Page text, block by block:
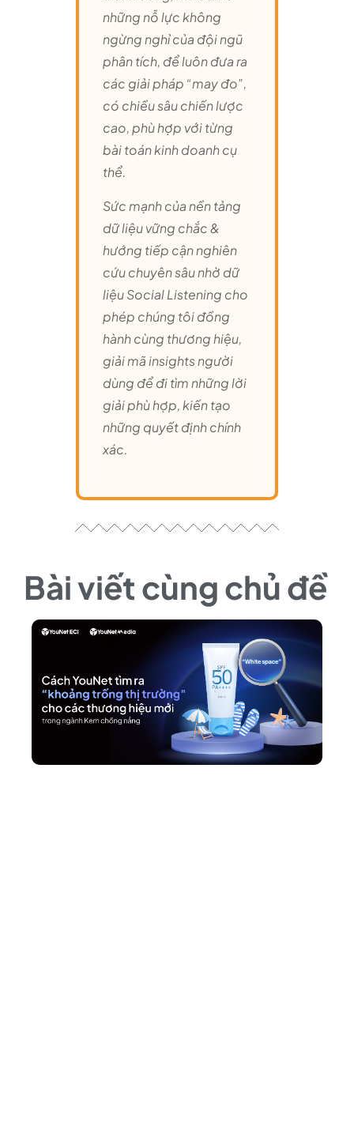
những nỗ lực không
ngừng nghỉ của đội ngũ
phân tích, để luôn đưa ra
các giải pháp “may đo”,
có chiều sâu chiến lược
cao, phù hợp với từng
bài toán kinh doanh cụ
thể.
Sức mạnh của nền tảng
dữ liệu vững chắc &
hướng tiếp cận nghiên
cứu chuyên sâu nhờ dữ
liệu Social Listening cho
phép chúng tôi đồng
hành cùng thương hiệu,
giải mã insights người
dùng để đi tìm những lời
giải phù hợp, kiến tạo
những quyết định chính
xác.
Bài viết cùng chủ đề